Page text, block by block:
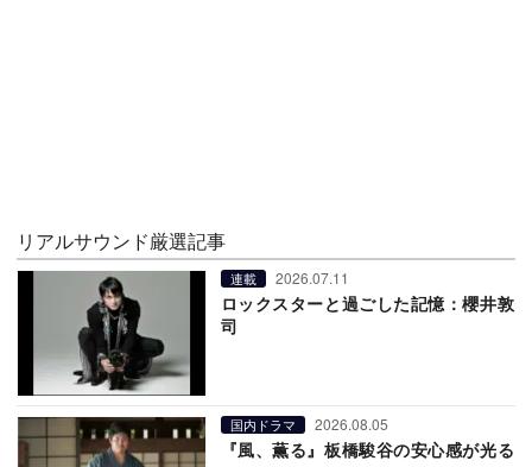
リアルサウンド厳選記事
連載 2026.07.11
ロックスターと過ごした記憶：櫻井敦
司
国内ドラマ 2026.08.05
『風、薫る』板橋駿谷の安心感が光る